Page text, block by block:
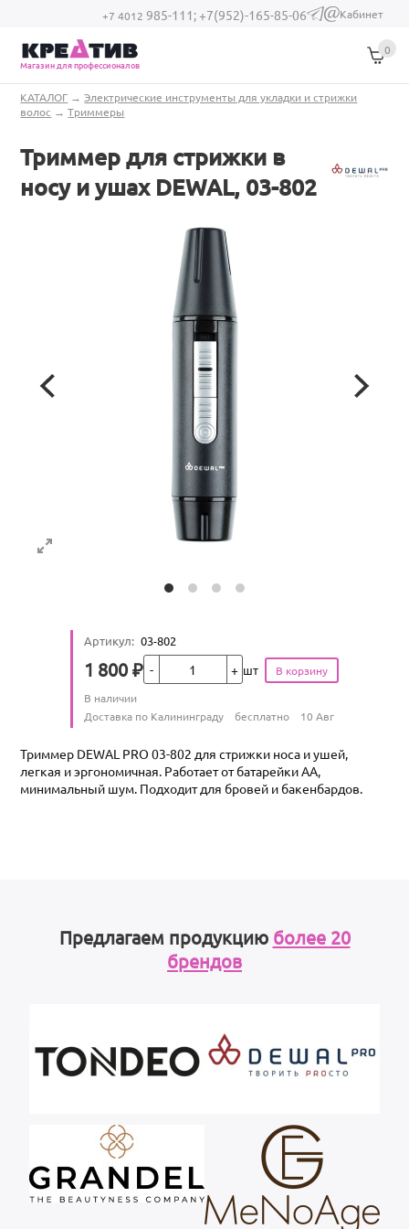
Перейти к основному содержанию
+7 4012 985-111;+7(952)-165-85-06
(link sends e-
Кабинет
Магазин для профессионалов
0
Вы здесь
КАТАЛОГ →Электрические инструменты для укладки и стрижки
волос →Триммеры
Триммер для стрижки в
носу и ушах DEWAL, 03-802
Артикул: 03-802
Цена
1 800 ₽Кол-во шт
Количество
В наличии
Условия доставки
Доставка по Калининграду бесплатно 10 Авг
Триммер DEWAL PRO 03-802 для стрижки носа и ушей,
легкая и эргономичная. Работает от батарейки AA,
минимальный шум. Подходит для бровей и бакенбардов.
Предлагаем продукцию более 20
брендов